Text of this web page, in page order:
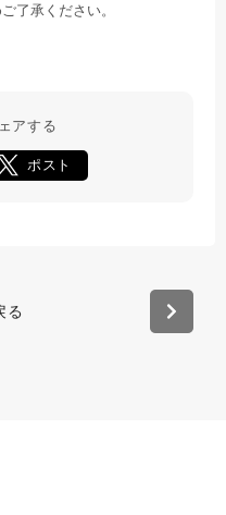
了承ください。
アする
ポスト
る